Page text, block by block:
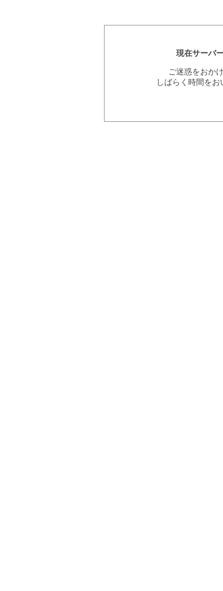
現在サーバ
ご迷惑をおか
しばらく時間を